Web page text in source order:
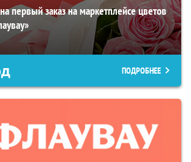
первый заказ на маркетплейсе цветов
ПОДРОБНЕЕ